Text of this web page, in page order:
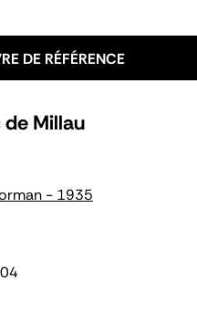
DE RÉFÉRENCE
Millau
- 1935